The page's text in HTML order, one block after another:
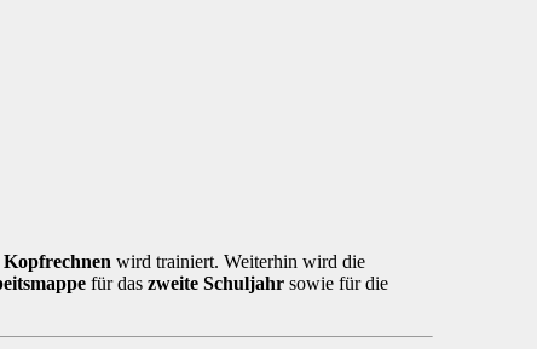
Kopfrechnen wird trainiert. Weiterhin wird die
für das zweite Schuljahr sowie für die